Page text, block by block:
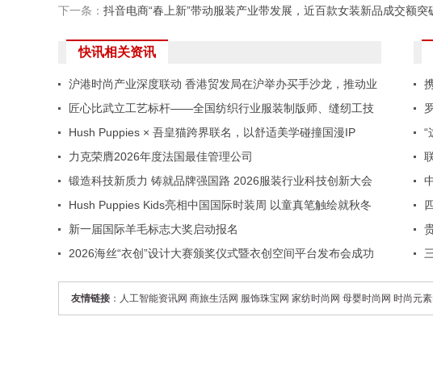
下一条： 抖音电商“春上新”带动服装产业带发展，近百款女装新品成交额突
快讯相关资讯
沪港时尚产业深度联动 香港贸发局在沪举办买手沙龙，推动业
界交流
匠心比武立工艺标杆——全国纺织行业服装制版师、缝纫工技
能竞赛许村选拔赛开赛
Hush Puppies × 吾皇猫跨界联名，以舒适美学碰撞国漫IP
力克荣膺2026年度法国最佳管理公司
锻造科技新质力 铸就品牌强国路 2026服装行业科技创新大会
在杭州临平召开
Hush Puppies Kids亮相中国国际时装周 以童真笔触绘就秋冬
漫游诗篇
新一届国际羊毛标志大奖启动报名
2026海丝“衣创”设计大赛颁奖仪式暨衣创空间平台发布会成功
“
友情链接 ： 人工智能资讯网 商旅生活网 服饰珠宝网 家纺时尚网 母婴时尚网 时尚元素